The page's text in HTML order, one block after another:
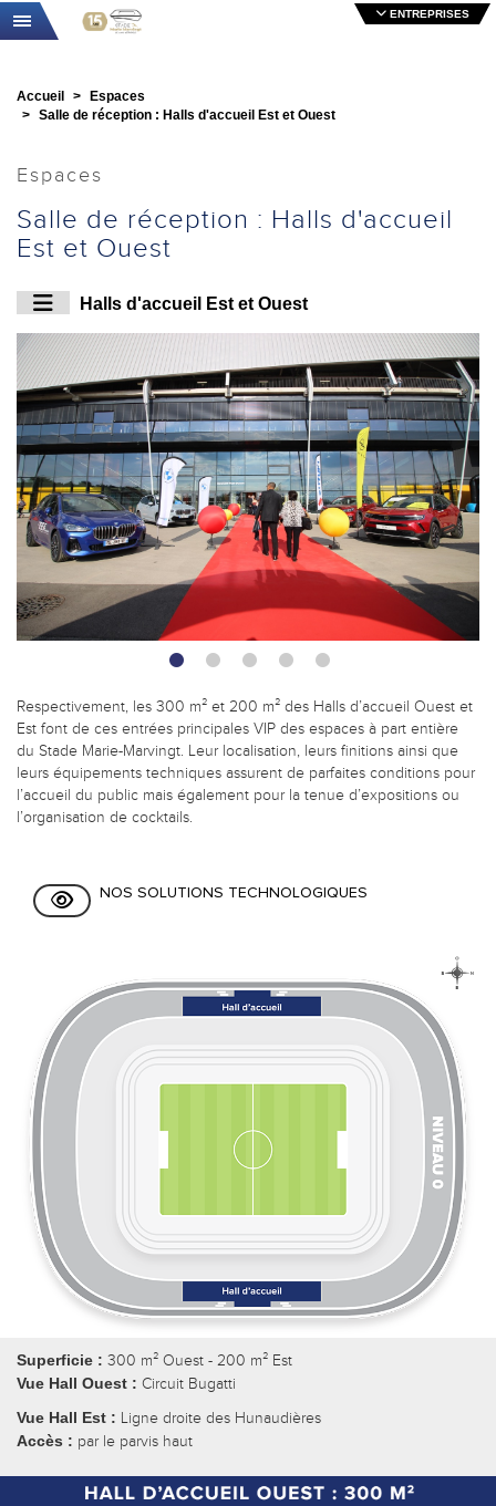
Toggle navigation
ENTREPRISES
Accueil
Espaces
Salle de réception : Halls d'accueil Est et Ouest
Espaces
Salle de réception : Halls d'accueil
Est et Ouest
Halls d'accueil Est et Ouest
• • • • •
Respectivement, les 300 m² et 200 m² des Halls d’accueil Ouest et
Est font de ces entrées principales VIP des espaces à part entière
du Stade Marie-Marvingt. Leur localisation, leurs finitions ainsi que
leurs équipements techniques assurent de parfaites conditions pour
l’accueil du public mais également pour la tenue d’expositions ou
l’organisation de cocktails.
NOS SOLUTIONS TECHNOLOGIQUES
Superficie : 300 m² Ouest - 200 m² Est
Vue Hall Ouest : Circuit Bugatti
Vue Hall Est : Ligne droite des Hunaudières
Accès : par le parvis haut